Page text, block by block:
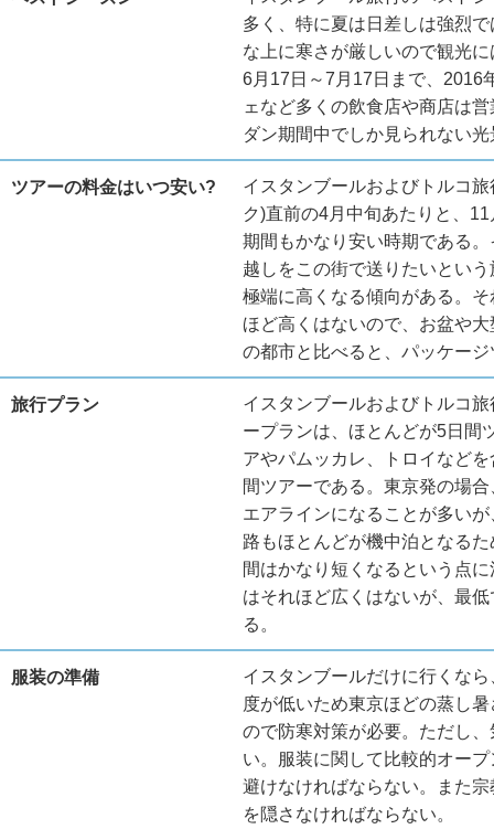
多く、特に夏は日差しは強烈
な上に寒さが厳しいので観光
6月17日～7月17日まで、2016
ェなど多くの飲食店や商店は
ダン期間中でしか見られない
ツアーの料金はいつ安い?
イスタンブールおよびトルコ
ク)直前の4月中旬あたりと、
期間もかなり安い時期である
越しをこの街で送りたいとい
極端に高くなる傾向がある。
ほど高くはないので、お盆や
の都市と比べると、パッケー
旅行プラン
イスタンブールおよびトルコ
ープランは、ほとんどが5日間
アやパムッカレ、トロイなど
間ツアーである。東京発の場
エアラインになることが多い
路もほとんどが機中泊となる
間はかなり短くなるという点
はそれほど広くはないが、最
る。
服装の準備
イスタンブールだけに行くな
度が低いため東京ほどの蒸し
ので防寒対策が必要。ただし
い。服装に関して比較的オー
避けなければならない。また
を隠さなければならない。